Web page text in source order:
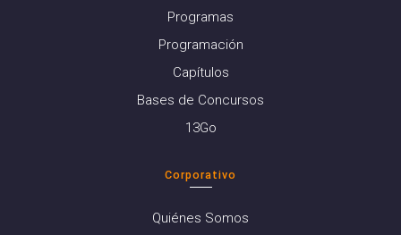
Programas
Programación
Capítulos
Bases de Concursos
13Go
Corporativo
Quiénes Somos